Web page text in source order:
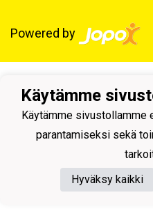
Powered by
Käytämme
Käytämme sivustollamme
parantamiseksi sekä
Hyväksy kaikki